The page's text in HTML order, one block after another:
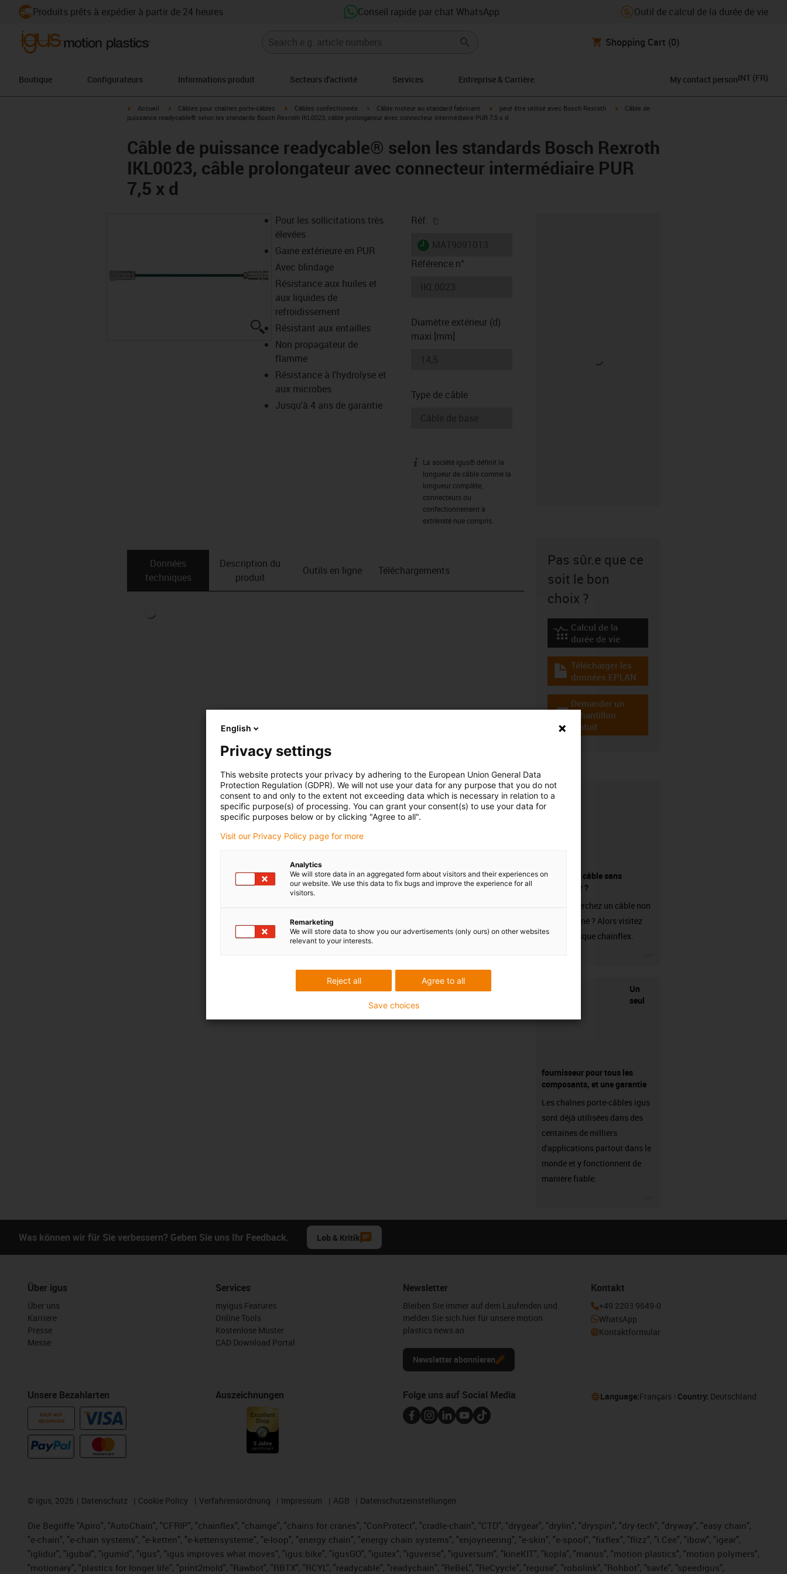
Produits prêts à expédier à partir de 24 heures Conseil rapide par chat WhatsApp Outil de calcul de la durée de vie
Shopping Cart (0)
Boutique Configurateurs Informations produit Secteurs d'activité Services Entreprise & Carrière My contact personINT (FR)
igus-icon-arrow-right
Accueil igus-icon-arrow-right
Câbles pour chaînes porte-câbles igus-icon-arrow-right
Câbles confectionnés igus-icon-arrow-right
Câble moteur au standard fabricant igus-icon-arrow-right
peut être utilisé avec Bosch Rexroth igus-icon-arrow-right
Câble de
puissance readycable® selon les standards Bosch Rexroth IKL0023, câble prolongateur avec connecteur intermédiaire PUR 7,5 x d
Câble de puissance readycable® selon les standards Bosch Rexroth
IKL0023, câble prolongateur avec connecteur intermédiaire PUR
7,5 x d
igus-icon-lupe
Pour les sollicitations très
élevées
Gaine extérieure en PUR
Avec blindage
Résistance aux huiles et
aux liquides de
refroidissement
Résistant aux entailles
Non propagateur de
flamme
Résistance à l'hydrolyse et
aux microbes
Jusqu'à 4 ans de garantie
Réf.
igus-icon-lieferzeit
Référence n°
Diamètre extérieur (d)
maxi [mm]
Type de câble
igus-icon-info
La société igus® définit la
longueur de câble comme la
longueur complète,
connecteurs ou
confectionnement à
extrémité nue compris.
Données
techniques
Description du
produit
Outils en ligne Téléchargements
Pas sûr.e que ce
soit le bon
choix ?
igus-icon-lebensdauerrechner
Calcul de la
durée de vie
igus-icon-download-plan
Télécharger les
données EPLAN
igus-icon-gratismuster
Demander un
échantillon
gratuit
Acheter un câble sans
connecteur ?
Vous recherchez un câble non
confectionné ? Alors visitez
notre boutique chainflex.
Un
seul
fournisseur pour tous les
composants, et une garantie
Les chaînes porte-câbles igus
sont déjà utilisées dans des
centaines de milliers
d'applications partout dans le
monde et y fonctionnent de
manière fiable.
Was können wir für Sie verbessern? Geben Sie uns Ihr Feedback. Lob & Kritik
Über igus
Über uns
Karriere
Presse
Messe
Unsere Bezahlarten
KAUF AUF
RECHNUNG
Services
myigus Features
Online Tools
Kostenlose Muster
CAD Download Portal
Auszeichnungen
Newsletter
Bleiben Sie immer auf dem Laufenden und
melden Sie sich hier für unsere motion
plastics news an.
Newsletter abonnieren
Kontakt
+49 2203 9649-0
WhatsApp
Kontaktformular
Folge uns auf Social Media Language:Français Country: Deutschland
© igus, 2026 Datenschutz Cookie Policy Verfahrensordnung Impressum AGB Datenschutzeinstellungen
Die Begriffe "Apiro", "AutoChain", "CFRIP", "chainflex", "chainge", "chains for cranes", "ConProtect", "cradle-chain", "CTD", "drygear", "drylin", "dryspin", "dry-tech", "dryway", "easy chain",
"e-chain", "e-chain systems", "e-ketten", "e-kettensysteme", "e-loop", "energy chain", "energy chain systems", "enjoyneering", "e-skin", "e-spool", "fixflex", "flizz", "i.Cee", "ibow", "igear",
"iglidur", "igubal", "igumid", "igus", "igus improves what moves", "igus:bike", "igusGO", "igutex", "iguverse", "iguversum", "kineKIT", "kopla", "manus", "motion plastics", "motion polymers",
"motionary", "plastics for longer life", "print2mold", "Rawbot", "RBTX", "RCYL", "readycable", "readychain", "ReBeL", "ReCyycle", "reguse", "robolink", "Rohbot", "savfe", "speedigus",
English
Privacy settings
This website protects your privacy by adhering to the European Union General Data
Protection Regulation (GDPR). We will not use your data for any purpose that you do not
consent to and only to the extent not exceeding data which is necessary in relation to a
specific purpose(s) of processing. You can grant your consent(s) to use your data for
specific purposes below or by clicking "Agree to all".
Visit our Privacy Policy page for more
Analytics
We will store data in an aggregated form about visitors and their experiences on
our website. We use this data to fix bugs and improve the experience for all
visitors.
Remarketing
We will store data to show you our advertisements (only ours) on other websites
relevant to your interests.
Agree to all
Reject all
Save choices